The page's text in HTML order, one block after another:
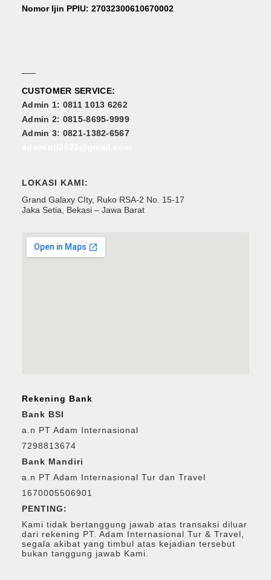
Nomor Ijin PPIU: 27032300610670002
CUSTOMER SERVICE:
Admin 1: 0811 1013 6262
Admin 2: 0815-8695-9999
Admin 3: 0821-1382-6567
LOKASI KAMI:
Grand Galaxy CIty, Ruko RSA-2 No. 15-17
Jaka Setia, Bekasi – Jawa Barat
Rekening Bank
Bank BSI
a.n PT Adam Internasional
7298813674
Bank Mandiri
a.n PT Adam Internasional Tur dan Travel
1670005506901
PENTING:
Kami tidak bertanggung jawab atas transaksi diluar
dari rekening PT. Adam Internasional Tur & Travel,
segala akibat yang timbul atas kejadian tersebut
bukan tanggung jawab Kami.